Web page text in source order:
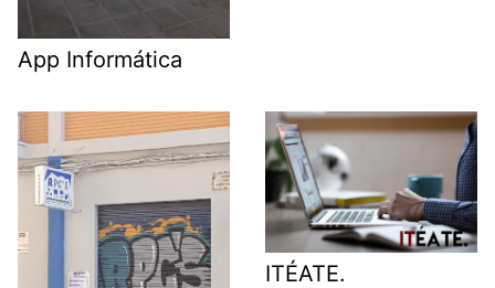
App Informática
ITÉATE.